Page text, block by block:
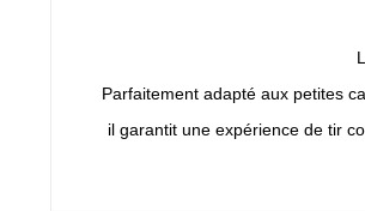
Parfaitement adapté aux petites
il garantit une expérience de tir